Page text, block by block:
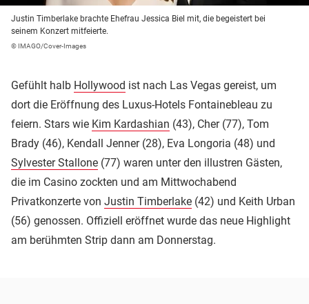
Justin Timberlake brachte Ehefrau Jessica Biel mit, die begeistert bei
seinem Konzert mitfeierte.
© IMAGO/Cover-Images
Gefühlt halb Hollywood ist nach Las Vegas gereist, um
dort die Eröffnung des Luxus-Hotels Fontainebleau zu
feiern. Stars wie Kim Kardashian (43), Cher (77), Tom
Brady (46), Kendall Jenner (28), Eva Longoria (48) und
Sylvester Stallone (77) waren unter den illustren Gästen,
die im Casino zockten und am Mittwochabend
Privatkonzerte von Justin Timberlake (42) und Keith Urban
(56) genossen. Offiziell eröffnet wurde das neue Highlight
am berühmten Strip dann am Donnerstag.